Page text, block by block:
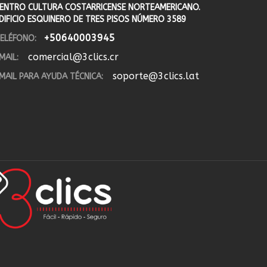
CULTURA COSTARRICENSE NORTEAMERICANO.
ESQUINERO DE TRES PISOS NÚMERO 3589
+50640003945
comercial@3clics.cr
PARA AYUDA TÉCNICA: soporte@3clics.lat